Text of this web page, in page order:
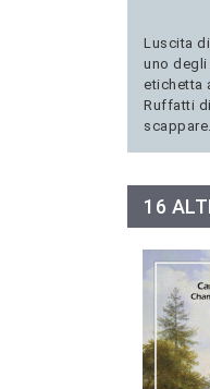
Luscita
uno degli
etichetta
Ruffatti
16